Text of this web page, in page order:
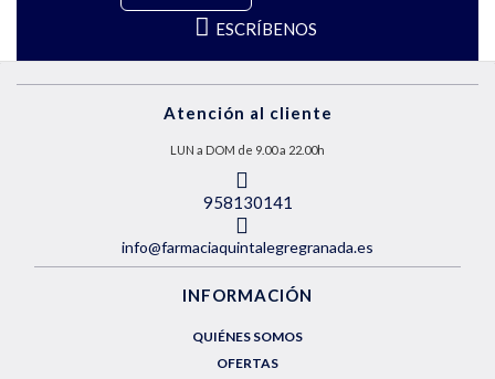
ESCRÍBENOS
Atención al cliente
LUN a DOM de 9.00 a 22.00h
958130141
info@farmaciaquintalegregranada.es
INFORMACIÓN
QUIÉNES SOMOS
OFERTAS